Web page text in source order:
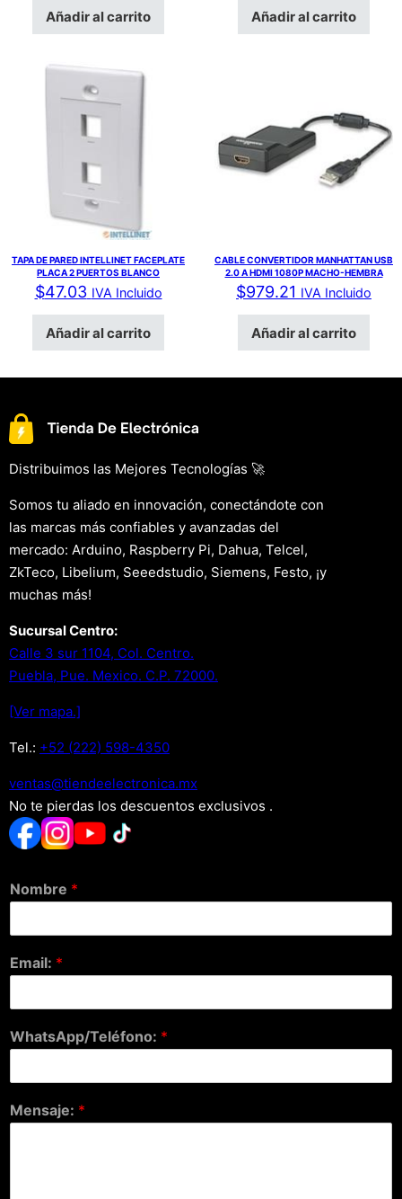
Añadir al carrito Añadir al carrito
TAPA DE PARED INTELLINET FACEPLATE
PLACA 2 PUERTOS BLANCO
$47.03 IVA Incluido
Añadir al carrito
CABLE CONVERTIDOR MANHATTAN USB
2.0 A HDMI 1080P MACHO-HEMBRA
$979.21 IVA Incluido
Añadir al carrito
Distribuimos las Mejores Tecnologías 🚀
Somos tu aliado en innovación, conectándote con
las marcas más confiables y avanzadas del
mercado: Arduino, Raspberry Pi, Dahua, Telcel,
ZkTeco, Libelium, Seeedstudio, Siemens, Festo, ¡y
muchas más!
Sucursal Centro:
Calle 3 sur 1104, Col. Centro.
Puebla, Pue. Mexico. C.P. 72000.
[Ver mapa.]
Tel.: +52 (222) 598-4350
xm.acinortceleedneit@satnev
No te pierdas los descuentos exclusivos .
Nombre *
Email: *
WhatsApp/Teléfono: *
Mensaje: *